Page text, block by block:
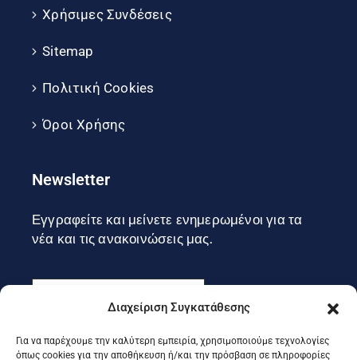
Διαχείριση Συγκατάθεσης
Για να παρέχουμε την καλύτερη εμπειρία, χρησιμοποιούμε τεχνολογίες
όπως cookies για την αποθήκευση ή/και την πρόσβαση σε πληροφορίες
Χρήσιμες Συνδέσεις
Sitemap
Πολιτική Cookies
Όροι Χρήσης
Newsletter
Εγγραφείτε και μείνετε ενημερωμένοι για τα
νέα και τις ανακοινώσεις μας.
Εγγραφή